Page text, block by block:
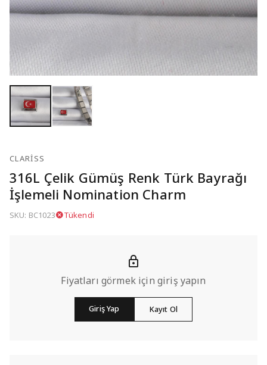
CLARISS
316L Çelik Gümüş Renk Türk Bayrağı
İşlemeli Nomination Charm
SKU: BC1023 Tükendi
Fiyatları görmek için giriş yapın
Giriş Yap Kayıt Ol